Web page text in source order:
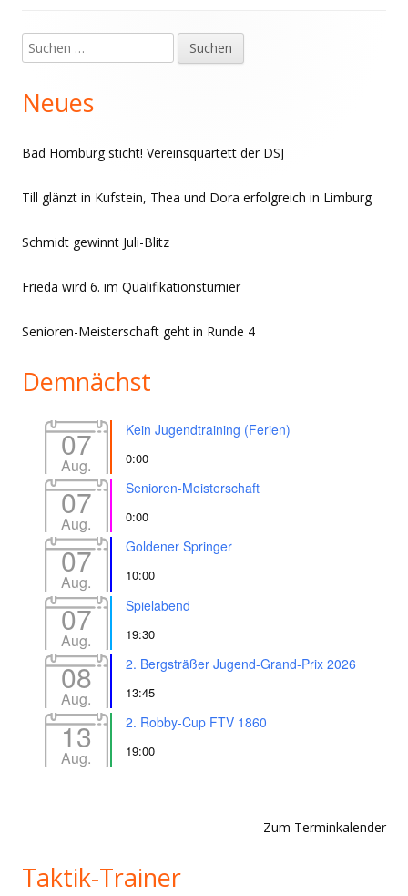
Beiträge
Haupt-
Seitenleiste
Suchen
nach:
Neues
Bad Homburg sticht! Vereinsquartett der DSJ
Till glänzt in Kufstein, Thea und Dora erfolgreich in Limburg
Schmidt gewinnt Juli-Blitz
Frieda wird 6. im Qualifikationsturnier
Senioren-Meisterschaft geht in Runde 4
Demnächst
07
Aug.
Kein Jugendtraining (Ferien)
0:00
07
Aug.
Senioren-Meisterschaft
0:00
07
Aug.
Goldener Springer
10:00
07
Aug.
Spielabend
19:30
08
Aug.
2. Bergsträßer Jugend-Grand-Prix 2026
13:45
13
Aug.
2. Robby-Cup FTV 1860
19:00
Zum Terminkalender
Taktik-Trainer